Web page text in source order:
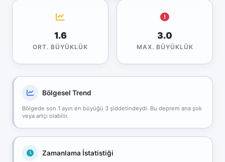
1.6
ORT. BÜYÜKLÜK
3.0
MAX. BÜYÜKLÜK
Bölgesel Trend
Bölgede son 1 ayın en büyüğü 3 şiddetindeydi. Bu deprem ana şok
veya artçı olabilir.
Zamanlama İstatistiği